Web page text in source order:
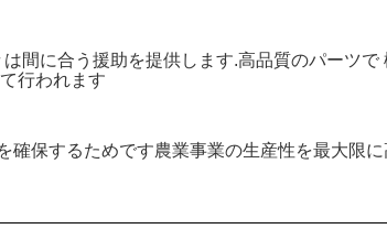
間に合う援助を提供します.高品質のパーツで
行われます
保するためです農業事業の生産性を最大限に